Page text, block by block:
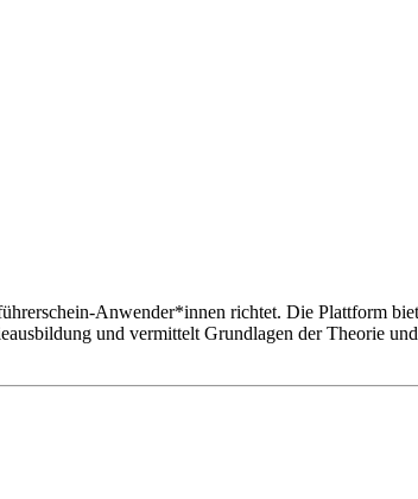
Anwender*innen richtet. Die Plattform
und vermittelt Grundlagen der Theorie